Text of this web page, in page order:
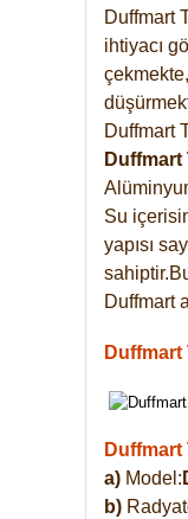
Duffmart
ihtiyacı
Duffmart
Duffmart
Su
yapısı
Duffmart
Duffmart
a) Model:
b)